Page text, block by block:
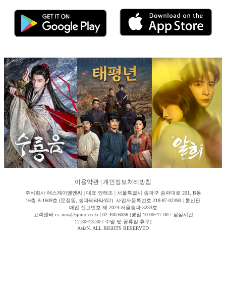
이용약관 개인정보처리방침
주식회사 에스제이엠엔씨 | 대표 안해조 | 서울특별시 송파구 송파대로 201, B동
16층 B-1609호 (문정동, 송파테라타워2) 사업자등록번호 218-87-02390 | 통신판
매업 신고번호 제-2024-서울송파-3233호
고객센터 cs_moa@sjmnc.co.kr | 02-400-6036 (평일 10:00~17:00 / 점심시간
12:30~13:30 / 주말 및 공휴일 휴무)
AsiaN. ALL RIGHTS RESERVED